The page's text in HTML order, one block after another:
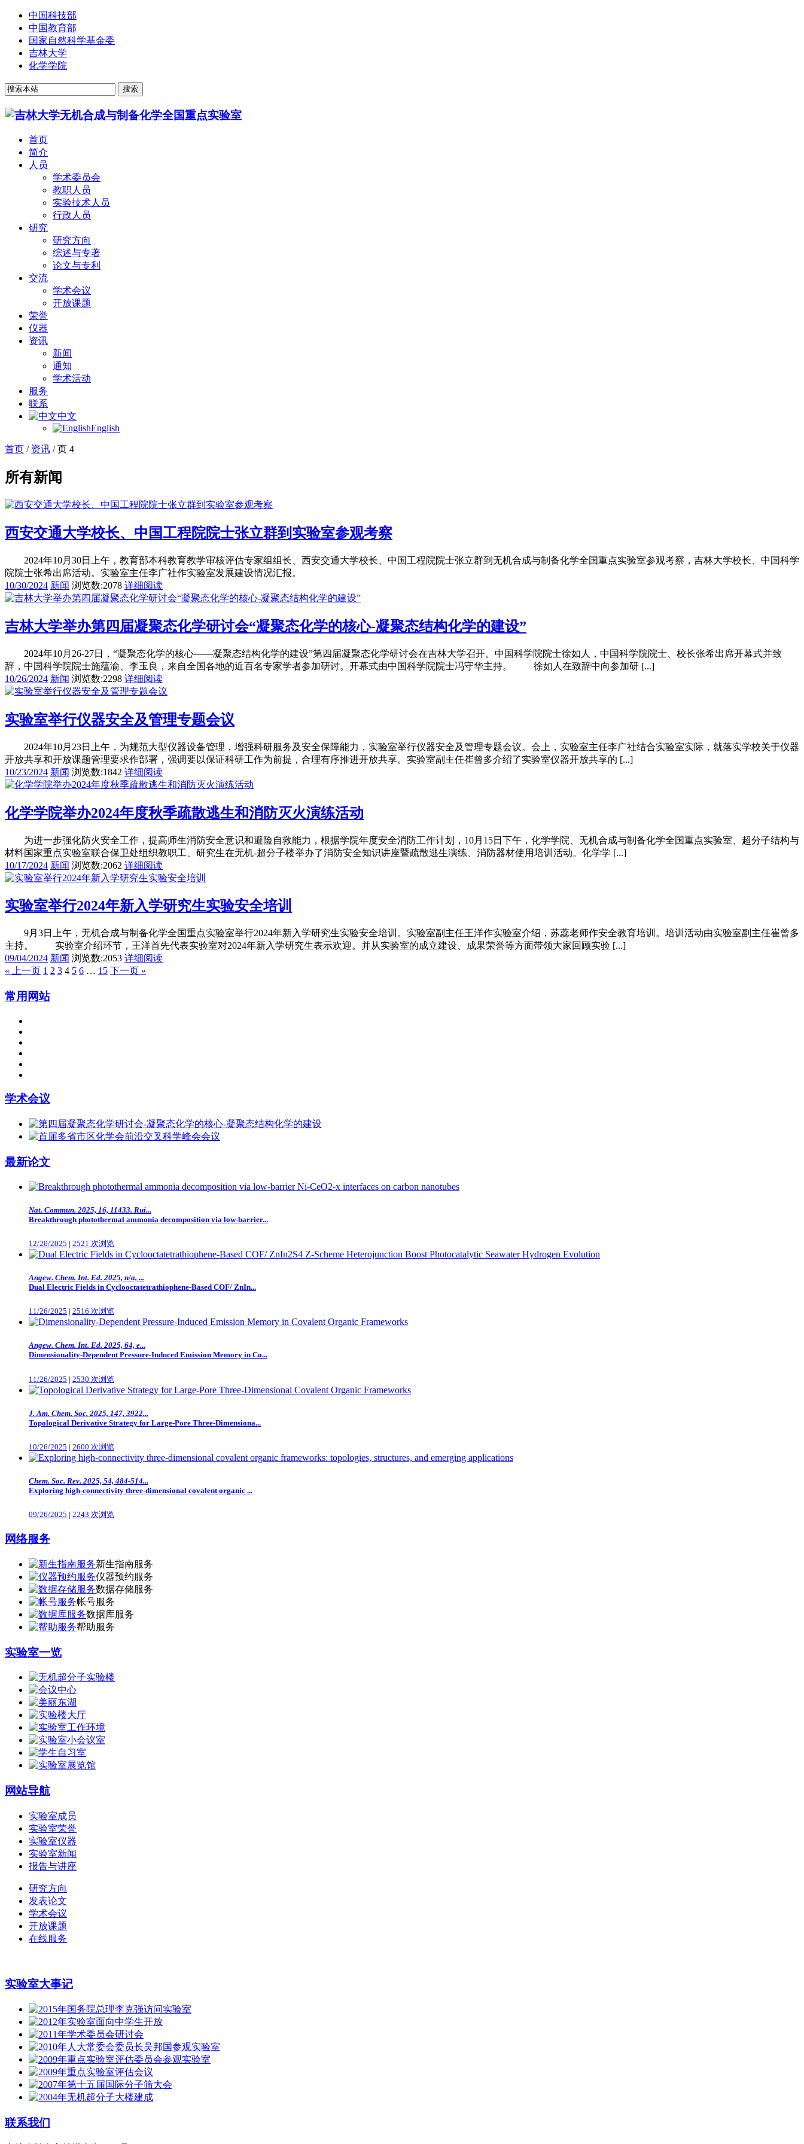
中国科技部
中国教育部
国家自然科学基金委
吉林大学
化学学院
首页
简介
人员
学术委员会
教职人员
实验技术人员
行政人员
研究
研究方向
综述与专著
论文与专利
交流
学术会议
开放课题
荣誉
仪器
资讯
新闻
通知
学术活动
服务
联系
中文
English
首页 / 资讯 /页 4
所有新闻
西安交通大学校长、中国工程院院士张立群到实验室参观考察
2024年10月30日上午，教育部本科教育教学审核评估专家组组长、西安交通大学校长、中国工程院院士张立群到无机合成与制备化学全国重点实验室参观考察，吉林大学校长、中国科学
院院士张希出席活动。实验室主任李广社作实验室发展建设情况汇报。
10/30/2024 新闻 浏览数:2078 详细阅读
吉林大学举办第四届凝聚态化学研讨会“凝聚态化学的核心-凝聚态结构化学的建设”
2024年10月26-27日，“凝聚态化学的核心——凝聚态结构化学的建设”第四届凝聚态化学研讨会在吉林大学召开。中国科学院院士徐如人，中国科学院院士、校长张希出席开幕式并致
辞，中国科学院院士施蕴渝、李玉良，来自全国各地的近百名专家学者参加研讨。开幕式由中国科学院院士冯守华主持。 徐如人在致辞中向参加研 [...]
10/26/2024 新闻 浏览数:2298 详细阅读
实验室举行仪器安全及管理专题会议
2024年10月23日上午，为规范大型仪器设备管理，增强科研服务及安全保障能力，实验室举行仪器安全及管理专题会议。会上，实验室主任李广社结合实验室实际，就落实学校关于仪器
开放共享和开放课题管理要求作部署，强调要以保证科研工作为前提，合理有序推进开放共享。实验室副主任崔曾多介绍了实验室仪器开放共享的 [...]
10/23/2024 新闻 浏览数:1842 详细阅读
化学学院举办2024年度秋季疏散逃生和消防灭火演练活动
为进一步强化防火安全工作，提高师生消防安全意识和避险自救能力，根据学院年度安全消防工作计划，10月15日下午，化学学院、无机合成与制备化学全国重点实验室、超分子结构与
材料国家重点实验室联合保卫处组织教职工、研究生在无机-超分子楼举办了消防安全知识讲座暨疏散逃生演练、消防器材使用培训活动。化学学 [...]
10/17/2024 新闻 浏览数:2062 详细阅读
实验室举行2024年新入学研究生实验安全培训
9月3日上午，无机合成与制备化学全国重点实验室举行2024年新入学研究生实验安全培训。实验室副主任王洋作实验室介绍，苏蕊老师作安全教育培训。培训活动由实验室副主任崔曾多
主持。 实验室介绍环节，王洋首先代表实验室对2024年新入学研究生表示欢迎。并从实验室的成立建设、成果荣誉等方面带领大家回顾实验 [...]
09/04/2024 新闻 浏览数:2053 详细阅读
« 上一页 1 2 3 4 5 6 … 15 下一页 »
常用网站
学术会议
最新论文
Nat. Commun. 2025, 16, 11433. Rui...
Breakthrough photothermal ammonia decomposition via low-barrier...
12/20/2025 | 2521 次浏览
Angew. Chem. Int. Ed. 2025, n/a, ...
Dual Electric Fields in Cyclooctatetrathiophene-Based COF/ ZnIn...
11/26/2025 | 2516 次浏览
Angew. Chem. Int. Ed. 2025, 64, e...
Dimensionality-Dependent Pressure-Induced Emission Memory in Co...
11/26/2025 | 2530 次浏览
J. Am. Chem. Soc. 2025, 147, 3922...
Topological Derivative Strategy for Large-Pore Three-Dimensiona...
10/26/2025 | 2600 次浏览
Chem. Soc. Rev. 2025, 54, 484-514...
Exploring high-connectivity three-dimensional covalent organic ...
09/26/2025 | 2243 次浏览
网络服务
新生指南服务
仪器预约服务
数据存储服务
帐号服务
数据库服务
帮助服务
实验室一览
网站导航
实验室成员
实验室荣誉
实验室仪器
实验室新闻
报告与讲座
研究方向
发表论文
学术会议
开放课题
在线服务
实验室大事记
联系我们